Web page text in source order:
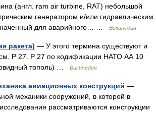
(англ. ram air turbine, RAT) небольшой
генератором и/или гидравлическим
для аварийного… …
Википедия
ракета) — У этого термина существуют и
см. Р 27. Р 27 по кодификации НАТО АА 10
тополь) …
Википедия
авиационных конструкций —
механики сооружений, в которой в
рассматриваются конструкции